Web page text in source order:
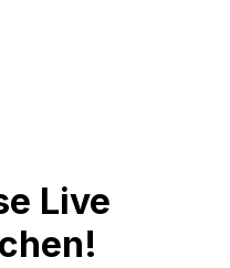
Live